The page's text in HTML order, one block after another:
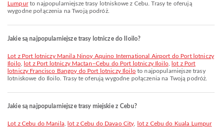
Lumpurto najpopularniejsze trasy lotniskowe z Cebu. Trasy te oferują
wygodne połączenia na Twoją podróż.
Jakie są najpopularniejsze trasy lotnicze do Iloilo?
lot z Port lotniczy Manila Ninoy Aquino International Airport do Port lotniczy
Iloilo, lot z Port lotniczy Mactan–Cebu do Port lotniczy Iloilo,
lot z Port
lotniczy Francisco Bangoy do Port lotniczy Iloiloto najpopularniejsze trasy
lotniskowe do Iloilo. Trasy te oferują wygodne połączenia na Twoją podróż.
Jakie są najpopularniejsze trasy miejskie z Cebu?
lot z Cebu do Manila, lot z Cebu do Davao City
lot z Cebu do Kuala Lumpur